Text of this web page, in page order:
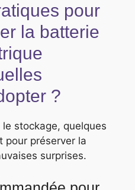
pour
la batterie
?
stockage, quelques
pour préserver la
surprises.